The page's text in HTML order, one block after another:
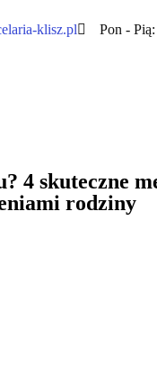
klisz.pl Pon -
4 skuteczne
rodziny